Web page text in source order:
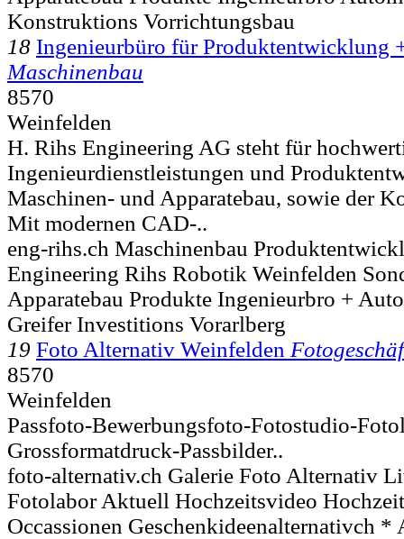
Konstruktions Vorrichtungsbau
18 Ingenieurbüro für Produktentwicklung
Maschinenbau
8570
Weinfelden
H. Rihs Engineering AG steht für
Ingenieurdienstleistungen und
Maschinen- und Apparatebau, sowie der
Mit modernen CAD-..
eng-rihs.ch Maschinenbau
Engineering Rihs Robotik Weinfelden
Apparatebau Produkte Ingenieurbro +
Greifer Investitions Vorarlberg
19 Foto Alternativ Weinfelden
8570
Weinfelden
Passfoto-Bewerbungsfoto-Fotostudio-
Grossformatdruck-Passbilder..
foto-alternativ.ch Galerie Foto Alternativ
Fotolabor Aktuell Hochzeitsvideo
Occassionen Geschenkideenalternativch *